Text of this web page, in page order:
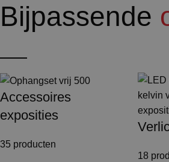
Bijpassende
Accessoires
exposities
35 producten
18